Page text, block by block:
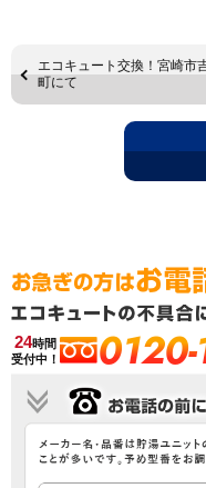
エコキュート交換！宮崎市
町にて
24時間
受付中！
0120-